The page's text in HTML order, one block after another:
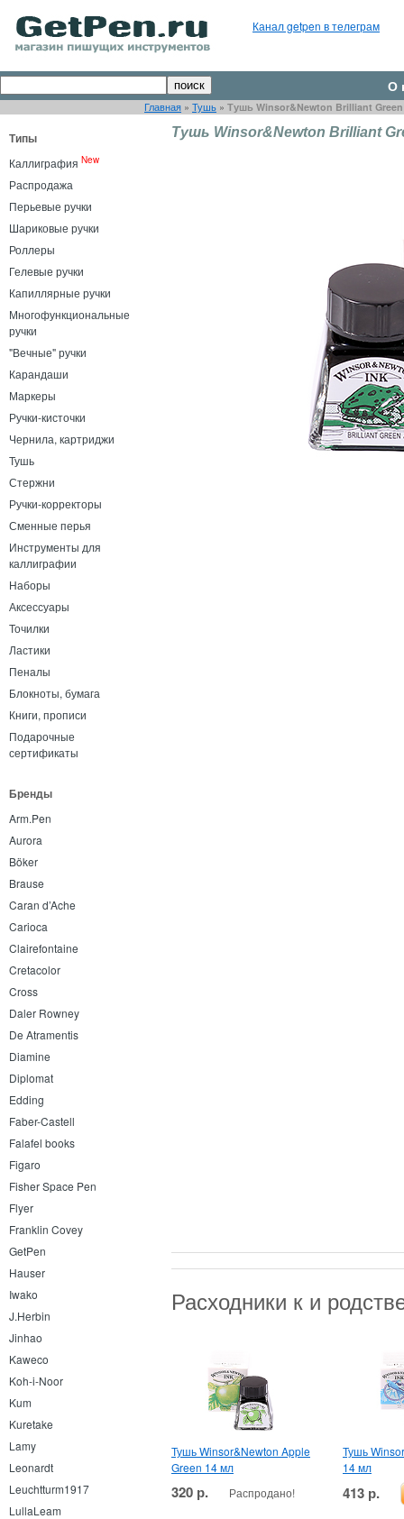
Канал getpen в телеграм
О
Главная » Тушь » Тушь Winsor&Newton Brilliant
Типы
Каллиграфия New
Распродажа
Перьевые ручки
Шариковые ручки
Роллеры
Гелевые ручки
Капиллярные ручки
Многофункциональные
ручки
"Вечные" ручки
Карандаши
Маркеры
Ручки-кисточки
Чернила, картриджи
Тушь
Стержни
Ручки-корректоры
Сменные перья
Инструменты для
каллиграфии
Наборы
Аксессуары
Точилки
Ластики
Пеналы
Блокноты, бумага
Книги, прописи
Подарочные
сертификаты
Бренды
Arm.Pen
Aurora
Böker
Brause
Caran d’Ache
Carioca
Clairefontaine
Cretacolor
Cross
Daler Rowney
De Atramentis
Diamine
Diplomat
Edding
Faber-Castell
Falafel books
Figaro
Fisher Space Pen
Flyer
Franklin Covey
GetPen
Hauser
Iwako
J.Herbin
Jinhao
Kaweco
Koh-i-Noor
Kum
Kuretake
Lamy
Leonardt
Leuchtturm1917
LullaLeam
Тушь Winsor&Newton Brilliant
Расходники к и
Тушь Winsor&Newton Apple
Green 14 мл
320 р. Распродано!
Тушь
14 мл
413 р.